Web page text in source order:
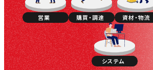
営業 購買・調達 資材・物流
システム